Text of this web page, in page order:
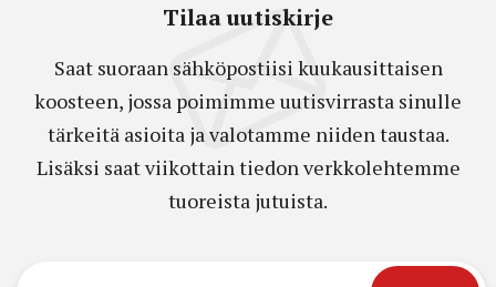
Tilaa uutiskirje
Saat suoraan sähköpostiisi kuukausittaisen
koosteen, jossa poimimme uutisvirrasta sinulle
tärkeitä asioita ja valotamme niiden taustaa.
Lisäksi saat viikottain tiedon verkkolehtemme
tuoreista jutuista.